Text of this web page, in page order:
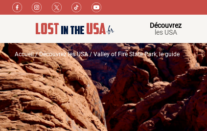
Découvrez
les USA
Accueil/Découvrez les USA/ Valley of Fire State Park, le guide